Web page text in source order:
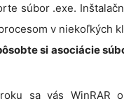
súbor .exe.
v niekoľkých
si asociácie
sa vás WinRAR